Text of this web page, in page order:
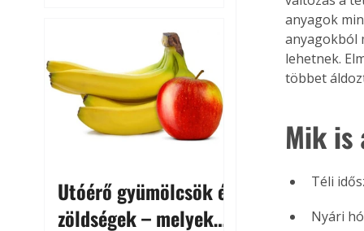
kertészkedés sokak számára
kikapcsolódást és feltöltődést
is jelent.
Utóérő gyümölcsök és
zöldségek – melyek
anyagok
anyagokból
lehetnek.
többet
Mik is
Téli
Nyári